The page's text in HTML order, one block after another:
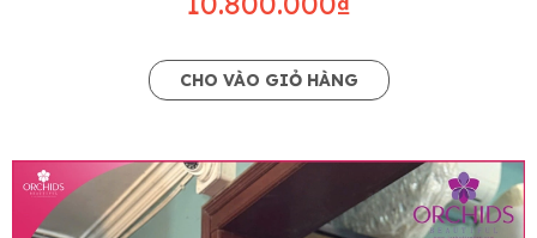
CHO VÀO GIỎ HÀNG